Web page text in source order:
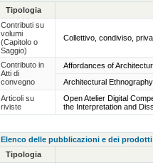
Tipologia
Contributi su
volumi
(Capitolo o
Saggio)
Collettivo, condiviso,
Contributo in
Atti di
convegno
Affordances of
Architectural
Articoli su
riviste
Open Atelier Digital
the Interpretation and
Elenco delle pubblicazioni e dei
Tipologia